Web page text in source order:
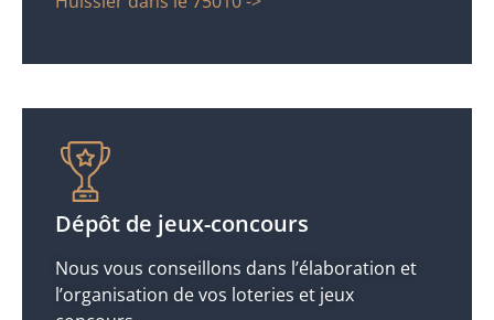
Dépôt de jeux-concours
Nous vous conseillons dans l’élaboration et
l’organisation de vos loteries et jeux